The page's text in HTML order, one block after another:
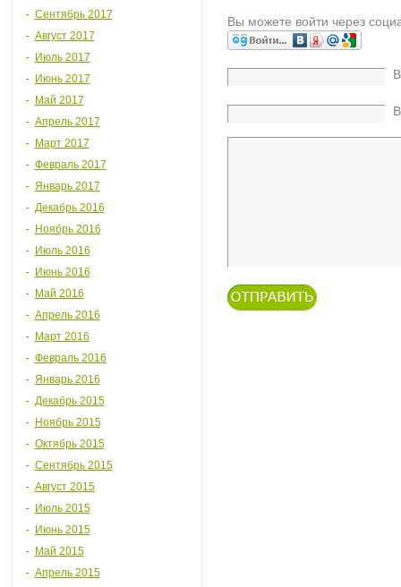
Сентябрь 2017
Август 2017
Июль 2017
Июнь 2017
Май 2017
Апрель 2017
Март 2017
Февраль 2017
Январь 2017
Декабрь 2016
Ноябрь 2016
Июль 2016
Июнь 2016
Май 2016
Апрель 2016
Март 2016
Февраль 2016
Январь 2016
Декабрь 2015
Ноябрь 2015
Октябрь 2015
Сентябрь 2015
Август 2015
Июль 2015
Июнь 2015
Май 2015
Апрель 2015
Вы можете войти через